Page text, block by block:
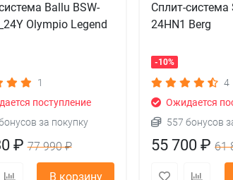
Ballu BSW-
Olympio Legend
1
поступление
за покупку
₽77 990 ₽
В корзину
Сплит-система
24HN1 Berg
-10%
4
Ожидается
557 бонусов
55 700 ₽61